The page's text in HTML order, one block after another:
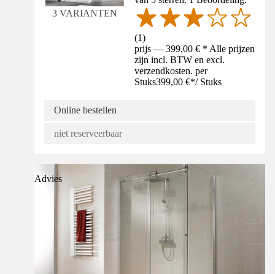
3 VARIANTEN
(1)
prijs — 399,00 € * Alle prijzen
zijn incl. BTW en excl.
verzendkosten. per
Stuks399,00 €*/ Stuks
Online bestellen
niet reserveerbaar
Advies